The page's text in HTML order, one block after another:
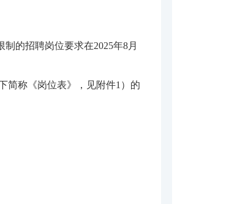
的招聘岗位要求在2025年8月
简称《岗位表》，见附件1）的